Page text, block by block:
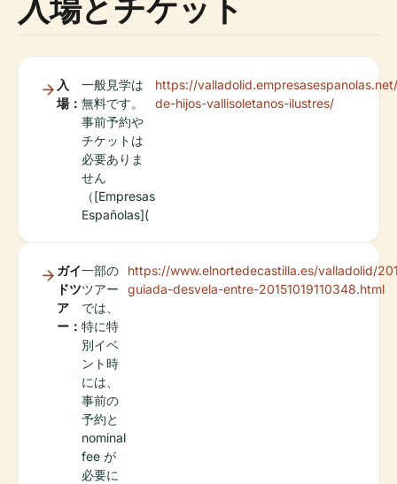
入
場：
一般見学は
無料です。
事前予約や
チケットは
必要ありま
せん
（[Empresas
Españolas](
https://
de-hijos-vallisoletanos-ilustres/
ガイ
ドツ
ア
ー：
一部の
ツアー
では、
特に特
別イベ
ント時
には、
事前の
予約と
nominal
fee が
必要に
https://www.elnortedecastilla.es/valladolid/
guiada-desvela-entre-20151019110348.html